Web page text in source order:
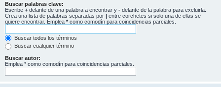
Buscar palabras clave:
Escribe + delante de una palabra a encontrar y - delante de la palabra para excluirla.
Crea una lista de palabras separadas por | entre corchetes si solo una de ellas se
quiere encontrar. Emplea * como comodín para coincidencias parciales.
Buscar todos los términos
Buscar cualquier término
Buscar autor:
Emplea * como comodín para coincidencias parciales.